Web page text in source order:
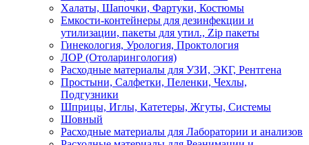
Халаты, Шапочки, Фартуки, Костюмы
Емкости-контейнеры для дезинфекции и
утилизации, пакеты для утил., Zip пакеты
Гинекология, Урология, Проктология
ЛОР (Отоларингология)
Расходные материалы для УЗИ, ЭКГ, Рентгена
Простыни, Салфетки, Пеленки, Чехлы,
Подгузники
Шприцы, Иглы, Катетеры, Жгуты, Системы
Шовный
Расходные материалы для Лаборатории и анализов